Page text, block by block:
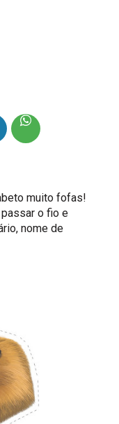
muito fofas!
o fio e
nome de